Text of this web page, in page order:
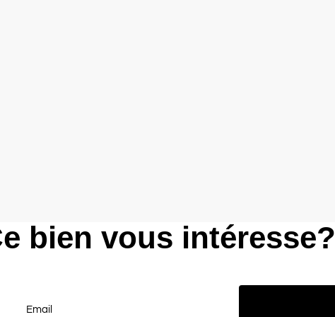
bien vous intéresse?